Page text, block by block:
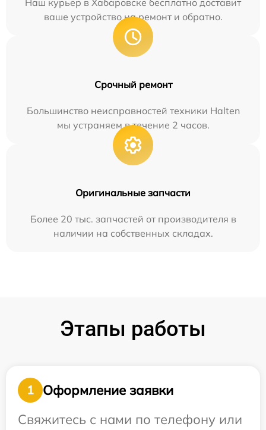
Наш курьер в Хабаровске бесплатно доставит
ваше устройство на ремонт и обратно.
Срочный ремонт
Большинство неисправностей техники Halten
мы устраняем в течение 2 часов.
Оригинальные запчасти
Более 20 тыс. запчастей от производителя в
наличии на собственных складах.
Этапы работы
1
Оформление заявки
Свяжитесь с нами по телефону или